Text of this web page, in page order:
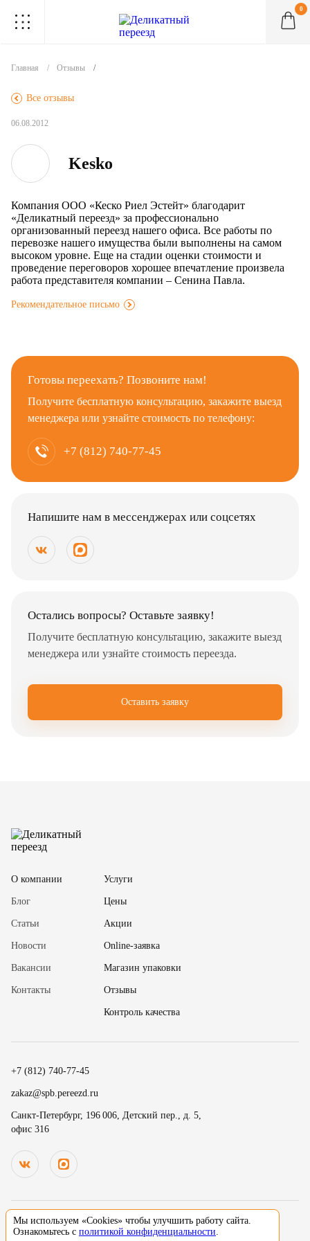
. . .
. . .
. . .
0
Главная Отзывы
Все отзывы
.
06.08.2012
Kesko
Компания ООО «Кеско Риел Эстейт» благодарит
«Деликатный переезд» за профессионально
организованный переезд нашего офиса. Все работы по
перевозке нашего имущества были выполнены на самом
высоком уровне. Еще на стадии оценки стоимости и
проведение переговоров хорошее впечатление произвела
работа представителя компании – Сенина Павла.
Рекомендательное письмо .
Готовы переехать? Позвоните нам!
Получите бесплатную консультацию, закажите выезд
менеджера или узнайте стоимость по телефону:
+7 (812) 740-77-45
Напишите нам в мессенджерах или соцсетях
Остались вопросы? Оставьте заявку!
Получите бесплатную консультацию, закажите выезд
менеджера или узнайте стоимость переезда.
Оставить заявку
О компании
Блог
Статьи
Новости
Вакансии
Контакты
Услуги
Цены
Акции
Online-заявка
Магазин упаковки
Отзывы
Контроль качества
+7 (812) 740-77-45
zakaz@spb.pereezd.ru
Санкт-Петербург, 196 006, Детский пер., д. 5,
офис 316
© 2000-2026 Деликатный переезд зарегистрированный товарный знак. Все
Номер телефона
ремя для звонка
18
19
20
9
11
13
15
00
00
Нажимая на кнопку «Оплатить», вы принимаете условия
даете согласие
Мы используем «Cookies» чтобы улучшить работу сайта.
Ознакомьтесь с политикой конфиденциальности.